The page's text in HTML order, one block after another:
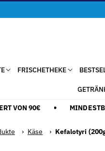
FRISCHETHEKE
90€
› Käse › Kefalotyri